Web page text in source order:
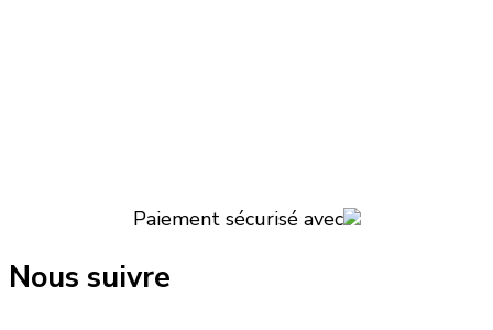
Paiement sécurisé avec
Nous suivre